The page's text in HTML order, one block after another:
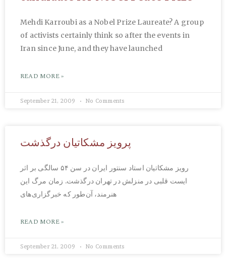
Mehdi Karroubi as a Nobel Prize Laureate? A group
of activists certainly think so after the events in
Iran since June, and they have launched
READ MORE »
September 21, 2009 No Comments
پرویز مشکاتیان درگذشت
رویز مشکاتیان استاد سنتور ایران در سن ۵۴ سالگی بر اثر
ایست قلبی در منزلش در تهران درگذشت. زمان مرگ این
هنرمند، آن‌طور که خبرگزاری‌های
READ MORE »
September 21, 2009 No Comments